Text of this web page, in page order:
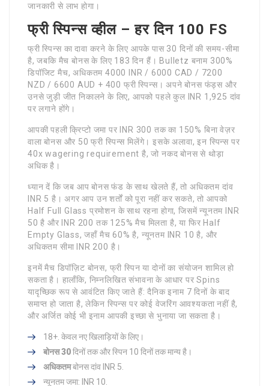
जानकारी से लाभ होगा।
फ्री स्पिन्स व्हील – हर दिन 100 FS
फ्री स्पिन्स का दावा करने के लिए आपके पास 30 दिनों की समय-सीमा
है, जबकि मैच बोनस के लिए 183 दिन हैं। Bulletz बनाम 300%
डिपॉजिट मैच, अधिकतम 4000 INR / 6000 CAD / 7200
NZD / 6600 AUD + 400 फ्री स्पिन्स। अपने बोनस फंड्स और
उनसे जुड़ी जीत निकालने के लिए, आपको पहले कुल INR 1,925 दांव
पर लगाने होंगे।
आपकी पहली क्रिप्टो जमा पर INR 300 तक का 150% बिना वेज़र
वाला बोनस और 50 फ्री स्पिन्स मिलेंगे। इसके अलावा, इन स्पिन्स पर
40x wagering requirement है, जो नकद बोनस से थोड़ा
अधिक है।
ध्यान दें कि जब आप बोनस फंड के साथ खेलते हैं, तो अधिकतम दांव
INR 5 है। अगर आप उन शर्तों को पूरा नहीं कर सकते, तो आपको
Half Full Glass प्रमोशन के साथ रहना होगा, जिसमें न्यूनतम INR
50 है और INR 200 तक 125% मैच मिलता है, या फिर Half
Empty Glass, जहाँ मैच 60% है, न्यूनतम INR 10 है, और
अधिकतम सीमा INR 200 है।
इनमें मैच डिपॉज़िट बोनस, फ्री स्पिन या दोनों का संयोजन शामिल हो
सकता है। हालाँकि, निम्नलिखित संभावना के आधार पर Spins
यादृच्छिक रूप से आवंटित किए जाते हैं: दैनिक इनाम 7 दिनों के बाद
समाप्त हो जाता है, लेकिन स्पिन्स पर कोई वेजरिंग आवश्यकता नहीं है,
और अर्जित कोई भी इनाम आपकी इच्छा से भुनाया जा सकता है।
18+. केवल नए खिलाड़ियों के लिए।
बोनस 30दिनों तक और स्पिन 10 दिनों तक मान्य है।
अधिकतमबोनस दांव INR 5.
न्यूनतम जमा: INR 10.